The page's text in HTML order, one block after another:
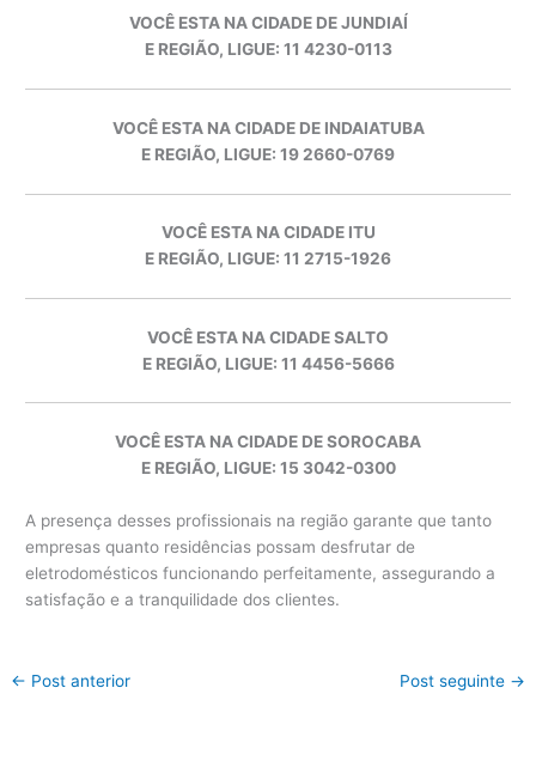
VOCÊ ESTA NA CIDADE DE JUNDIAÍ
E REGIÃO, LIGUE: 11 4230-0113
VOCÊ ESTA NA CIDADE DE INDAIATUBA
E REGIÃO, LIGUE: 19 2660-0769
VOCÊ ESTA NA CIDADE ITU
E REGIÃO, LIGUE: 11 2715-1926
VOCÊ ESTA NA CIDADE SALTO
E REGIÃO, LIGUE: 11 4456-5666
VOCÊ ESTA NA CIDADE DE SOROCABA
E REGIÃO, LIGUE: 15 3042-0300
A presença desses profissionais na região garante que tanto
empresas quanto residências possam desfrutar de
eletrodomésticos funcionando perfeitamente, assegurando a
satisfação e a tranquilidade dos clientes.
← Post anterior Post seguinte →